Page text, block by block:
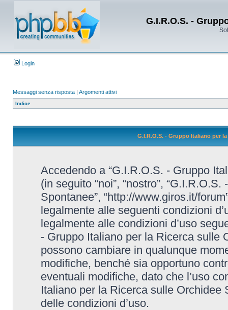
G.I.R.O.S. -
Login
Messaggi senza risposta | Argomenti attivi
Indice
G.I.R.O.S. - Gruppo Italiano per
Accedendo a “G.I.R.O.S. - Gruppo
(in seguito “noi”, “nostro”,
Spontanee”, “http://www.giros.it/
legalmente alle seguenti condizioni
legalmente alle condizioni d’uso
- Gruppo Italiano per la Ricerca sulle
possono cambiare in qualunque
modifiche, benché sia opportuno
eventuali modifiche, dato che l’uso
Italiano per la Ricerca sulle Orchidee
delle condizioni d’uso.